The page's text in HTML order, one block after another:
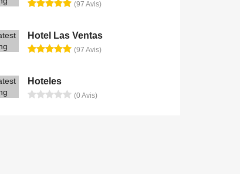
(97 Avis)
Hotel Las Ventas
(97 Avis)
Hoteles
(0 Avis)